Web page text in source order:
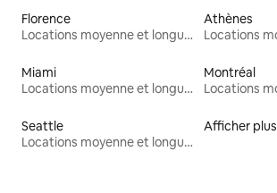
Florence
Locations moyenne et longue durée
Athènes
Miami
Locations moyenne et longue durée
Montréal
Seattle
Locations moyenne et longue durée
Afficher plus